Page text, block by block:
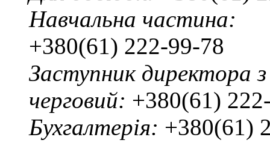
Навчальна частина:
+380(61) 222-99-78
Заступник директора
черговий: +380(61)
Бухгалтерія: +380(61)